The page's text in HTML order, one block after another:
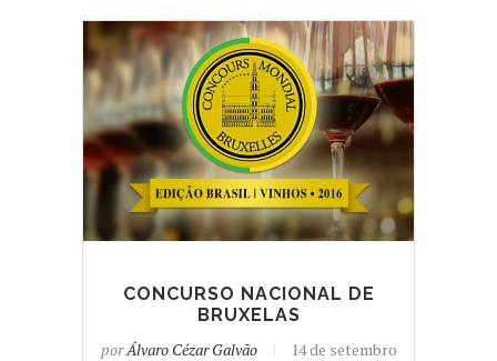
CONCURSO NACIONAL DE
BRUXELAS
porÁlvaro Cézar Galvão
14 de setembro